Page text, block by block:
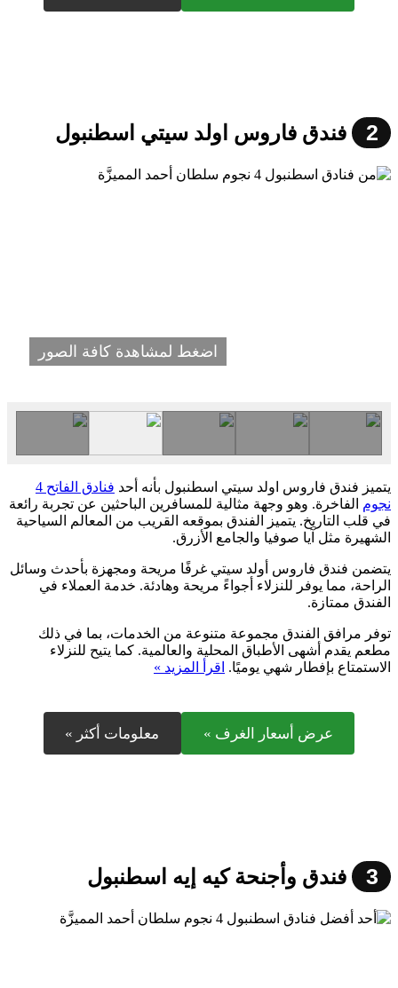
2 فندق فاروس اولد سيتي اسطنبول
اضغط لمشاهدة كافة الصور
يتميز فندق فاروس اولد سيتي اسطنبول بأنه أحد
فنادق الفاتح 4
نجوم الفاخرة. وهو وجهة مثالية للمسافرين الباحثين عن تجربة رائعة
في قلب التاريخ. يتميز الفندق بموقعه القريب من المعالم السياحية
الشهيرة مثل آيا صوفيا والجامع الأزرق.
يتضمن فندق فاروس أولد سيتي غرفًا مريحة ومجهزة بأحدث وسائل
الراحة، مما يوفر للنزلاء أجواءً مريحة وهادئة. خدمة العملاء في
الفندق ممتازة.
توفر مرافق الفندق مجموعة متنوعة من الخدمات، بما في ذلك
مطعم يقدم أشهى الأطباق المحلية والعالمية. كما يتيح للنزلاء
الاستمتاع بإفطار شهي يوميًا. اقرأ المزيد »
عرض أسعار الغرف » معلومات أكثر »
3 فندق وأجنحة كيه إيه اسطنبول